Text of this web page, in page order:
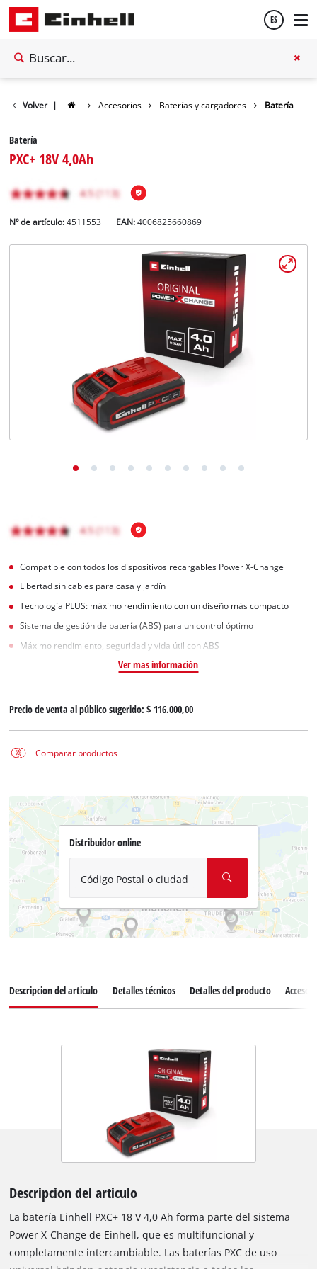
ES
Volver | Accesorios Baterías y cargadores Batería
Batería
PXC+ 18V 4,0Ah
Nº de artículo: 4511553 EAN:4006825660869
Compatible con todos los dispositivos recargables Power X-Change
Libertad sin cables para casa y jardín
Tecnología PLUS: máximo rendimiento con un diseño más compacto
Sistema de gestión de batería (ABS) para un control óptimo
Máximo rendimiento, seguridad y vida útil con ABS
Ver mas información
Precio de venta al público sugerido:$ 116.000,00
Comparar productos
Distribuidor online
Código Postal o ciudad
Descripcion del articulo Detalles técnicos Detalles del producto
Descripcion del articulo
La batería Einhell PXC+ 18 V 4,0 Ah forma parte del sistema
Power X-Change de Einhell, que es multifuncional y
completamente intercambiable. Las baterías PXC de uso